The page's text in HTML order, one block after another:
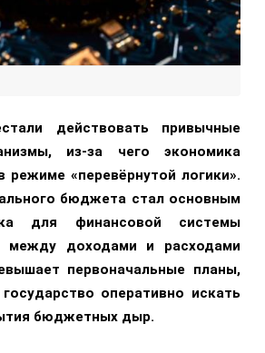
действовать привычные
из-за чего экономика
режиме «перевёрнутой логики».
бюджета стал основным
для финансовой системы
между доходами и расходами
первоначальные планы,
оперативно искать
бюджетных дыр.